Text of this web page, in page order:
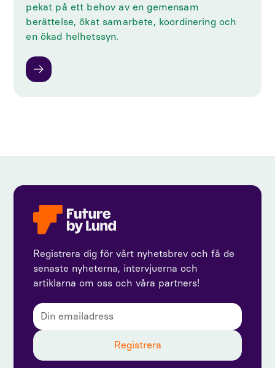
pekat på ett behov av en gemensam
berättelse, ökat samarbete, koordinering och
en ökad helhetssyn.
Registrera dig för vårt nyhetsbrev och få de
senaste nyheterna, intervjuerna och
artiklarna om oss och våra partners!